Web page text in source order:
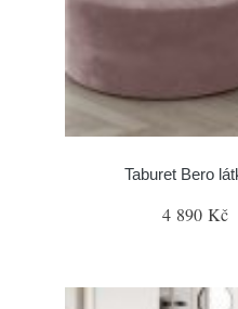
Taburet Bero
4 890 Kč